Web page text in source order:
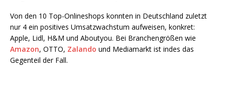
Von den 10 Top-Onlineshops konnten in Deutschland zuletzt
nur 4 ein positives Umsatzwachstum aufweisen, konkret:
Apple, Lidl, H&M und Aboutyou. Bei Branchengrößen wie
Amazon, OTTO, Zalando und Mediamarkt ist indes das
Gegenteil der Fall.